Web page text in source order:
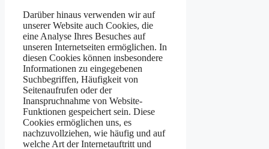
Darüber hinaus verwenden wir auf
unserer Website auch Cookies, die
eine Analyse Ihres Besuches auf
unseren Internetseiten ermöglichen. In
diesen Cookies können insbesondere
Informationen zu eingegebenen
Suchbegriffen, Häufigkeit von
Seitenaufrufen oder der
Inanspruchnahme von Website-
Funktionen gespeichert sein. Diese
Cookies ermöglichen uns, es
nachzuvollziehen, wie häufig und auf
welche Art der Internetauftritt und